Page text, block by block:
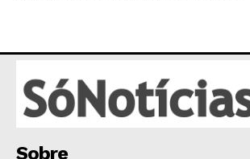
OPINIÃO
GERAL
EDUCAÇÃO
AGRONOTÍCIAS
Sobre